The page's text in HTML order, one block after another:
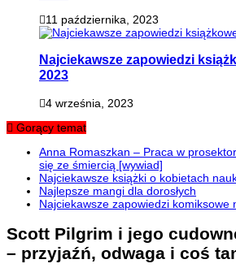
11 października, 2023
Najciekawsze zapowiedzi
2023
4 września, 2023
Gorący temat
Anna Romaszkan – Praca w
się ze śmiercią [wywiad]
Najciekawsze książki o kobietach
Najlepsze mangi dla dorosłych
Najciekawsze zapowiedzi komiksowe
Scott Pilgrim i jego
– przyjaźń, odwaga i coś